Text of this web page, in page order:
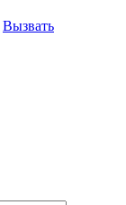
Вызвать